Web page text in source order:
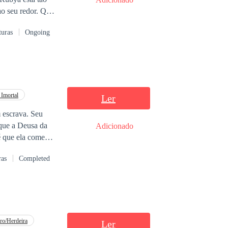
Ongoing
Seu
a Deusa da
ela começa
de
Completed
Ler
Adicionado
Herdeira
Ler